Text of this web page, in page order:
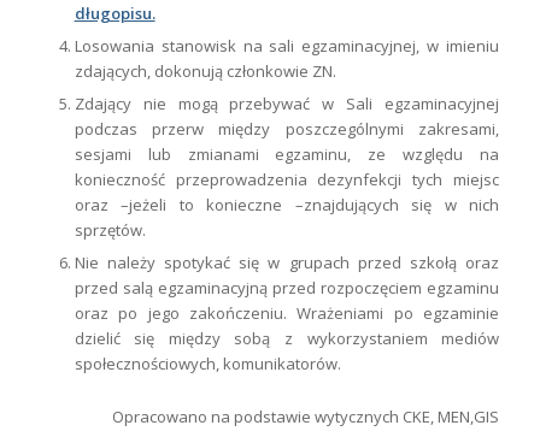
długopisu.
Losowania stanowisk na sali egzaminacyjnej, w imieniu
zdających, dokonują członkowie ZN.
Zdający nie mogą przebywać w Sali egzaminacyjnej
podczas przerw między poszczególnymi zakresami,
sesjami lub zmianami egzaminu, ze względu na
konieczność przeprowadzenia dezynfekcji tych miejsc
oraz –jeżeli to konieczne –znajdujących się w nich
sprzętów.
Nie należy spotykać się w grupach przed szkołą oraz
przed salą egzaminacyjną przed rozpoczęciem egzaminu
oraz po jego zakończeniu. Wrażeniami po egzaminie
dzielić się między sobą z wykorzystaniem mediów
społecznościowych, komunikatorów.
Opracowano na podstawie wytycznych CKE, MEN,GIS